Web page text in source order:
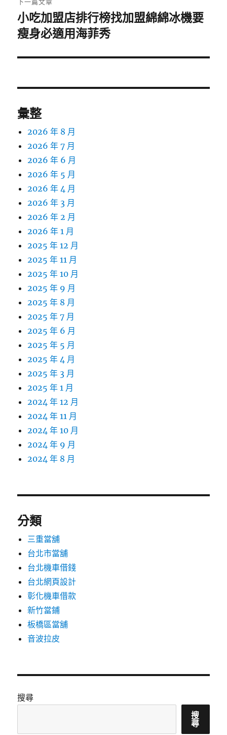
下
一
文
小吃加盟店排行榜找加盟綿綿冰機要
瘦身必適用海菲秀
彙整
2026 年 8 月
2026 年 7 月
2026 年 6 月
2026 年 5 月
2026 年 4 月
2026 年 3 月
2026 年 2 月
2026 年 1 月
2025 年 12 月
2025 年 11 月
2025 年 10 月
2025 年 9 月
2025 年 8 月
2025 年 7 月
2025 年 6 月
2025 年 5 月
2025 年 4 月
2025 年 3 月
2025 年 1 月
2024 年 12 月
2024 年 11 月
2024 年 10 月
2024 年 9 月
2024 年 8 月
分類
三重當舖
台北市當舖
台北機車借錢
台北網頁設計
彰化機車借款
新竹當鋪
板橋區當舖
音波拉皮
搜尋
搜
尋